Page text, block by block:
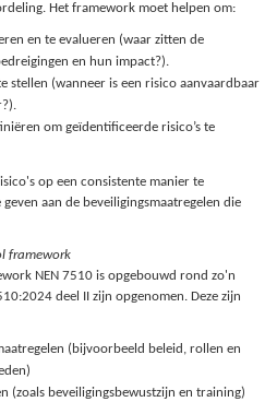
Het framework moet helpen om:
en te evalueren (waar zitten de
en hun impact?).
stellen (wanneer is een risico aanvaardbaar
om geïdentificeerde risico’s te
op een consistente manier te
aan de beveiligingsmaatregelen die
framework
NEN 7510 is opgebouwd rond zo'n
deel II zijn opgenomen. Deze zijn
(bijvoorbeeld beleid, rollen en
(zoals beveiligingsbewustzijn en training)